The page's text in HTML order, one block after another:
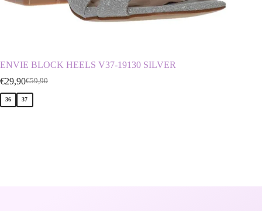
ENVIE BLOCK HEELS V37-19130 SILVER
€59,90
€29,90
36 37